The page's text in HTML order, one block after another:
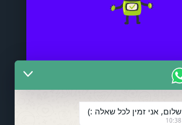
שלום, אני זמין לכל שאלה :)
10:38